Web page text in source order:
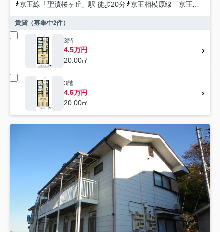
京王線 「聖蹟桜ヶ丘 」駅 徒歩20分 京王相模原線 「京王永山
賃貸（募集中2件）
3階
4.5万円
20.00㎡
3階
4.5万円
20.00㎡